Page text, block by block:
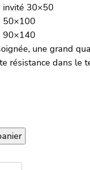
invité 30×50
50×100
90×140
une grand
résistance dans